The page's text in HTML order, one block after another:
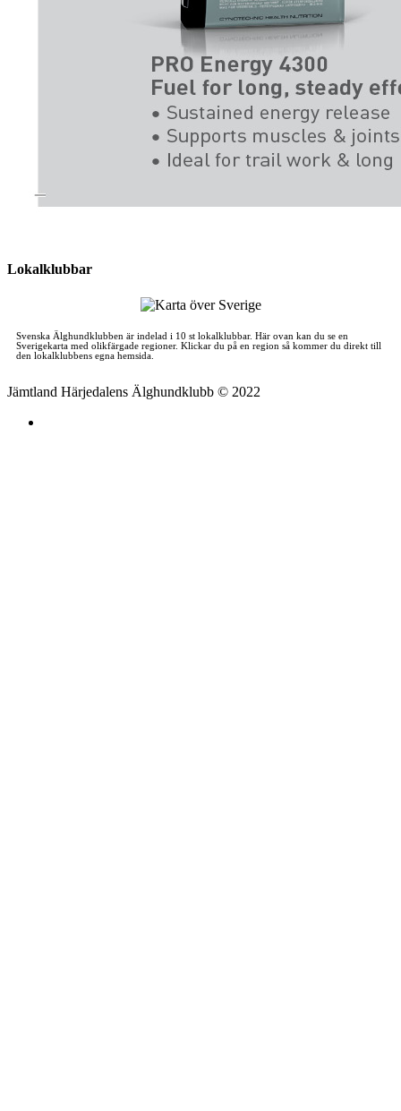
Lokalklubbar
Svenska Älghundklubben är indelad i 10 st lokalklubbar. Här ovan kan du se en
Sverigekarta med olikfärgade regioner. Klickar du på en region så kommer du direkt till
den lokalklubbens egna hemsida.
Jämtland Härjedalens Älghundklubb © 2022